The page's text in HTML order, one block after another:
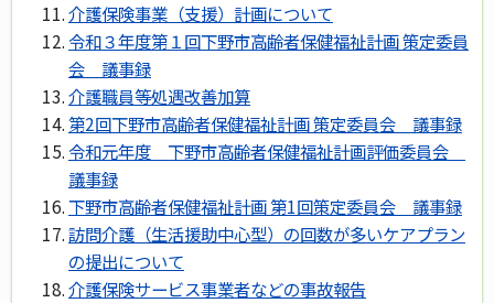
介護保険事業（支援）計画について
令和３年度第１回下野市高齢者保健福祉計画 策定委員
会 議事録
介護職員等処遇改善加算
第2回下野市高齢者保健福祉計画 策定委員会 議事録
令和元年度 下野市高齢者保健福祉計画評価委員会
議事録
下野市高齢者保健福祉計画 第1回策定委員会 議事録
訪問介護（生活援助中心型）の回数が多いケアプラン
の提出について
介護保険サービス事業者などの事故報告